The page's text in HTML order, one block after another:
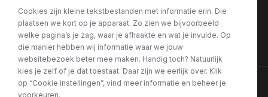
Routebeschrijving
8:00 - 17:00
7 dagen per week
geopend
Cookies zijn kleine tekstbestanden met informatie erin. Die
plaatsen we kort op je apparaat. Zo zien we bijvoorbeeld
welke pagina’s je zag, waar je afhaakte en wat je invulde. Op
die manier hebben wij informatie waar we jouw
websitebezoek beter mee maken. Handig toch? Natuurlijk
kies je zelf of je dat toestaat. Daar zijn we eerlijk over. Klik
op “Cookie instellingen”, vind meer informatie en beheer je
voorkeuren.